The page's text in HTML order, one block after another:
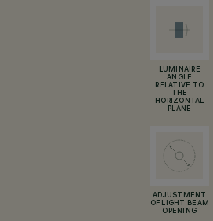
LUMINAIRE
ANGLE
RELATIVE TO
THE
HORIZONTAL
PLANE
ADJUSTMENT
OF LIGHT BEAM
OPENING